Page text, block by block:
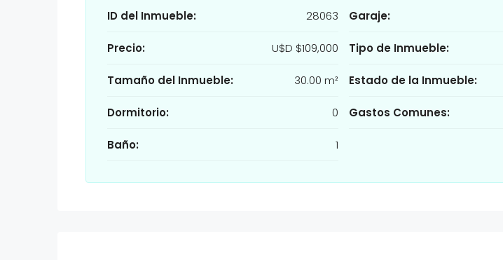
ID del Inmueble: 28063
Precio: U$D $109,000
Tamaño del Inmueble: 30.00 m²
Dormitorio: 0
Baño: 1
Garaje:
Tipo de Inmueble:
Estado de la Inmueble:
Gastos Comunes: